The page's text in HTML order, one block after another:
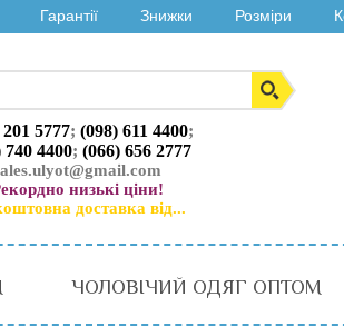
Гарантії Знижки Розміри
5777; (098) 611 4400;
740 4400; (066) 656 2777
низькі ціни!
доставка від...
ЧОЛОВІЧИЙ ОДЯГ ОПТОМ